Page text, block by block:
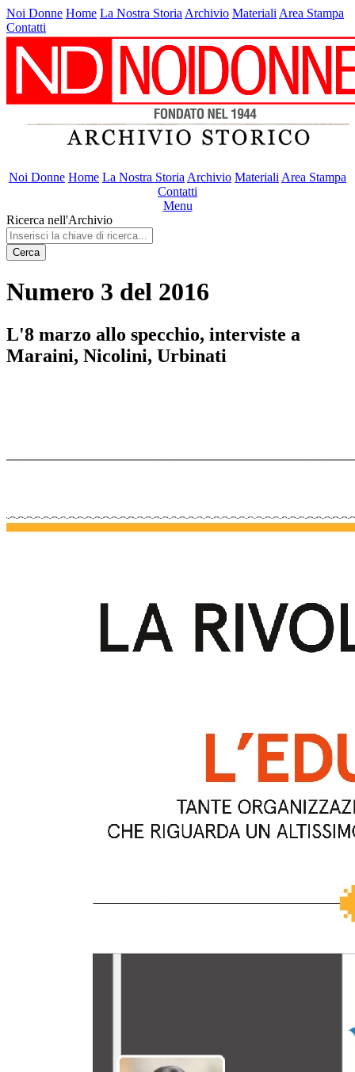
Noi Donne Home La Nostra Storia Archivio Materiali Area Stampa
Contatti
Noi Donne Home La Nostra Storia Archivio Materiali Area Stampa
Contatti
Menu
Ricerca nell'Archivio
Cerca
Numero 3 del 2016
L'8 marzo allo specchio, interviste a
Maraini, Nicolini, Urbinati